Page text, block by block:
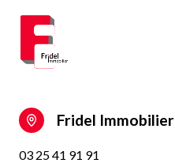
Fridel Immobilier
03 25 41 91 91